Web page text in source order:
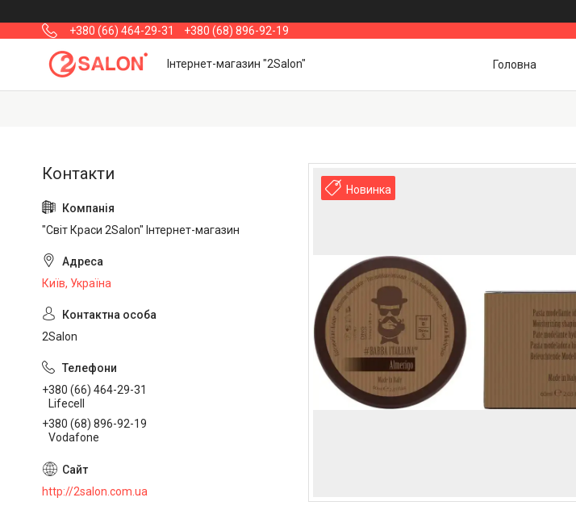
+380 (66) 464-29-31 +380 (68) 896-92-19
Інтернет-магазин "2Salon" Головна
Новинка
"Світ Краси 2Salon" Інтернет-магазин
Київ, Україна
2Salon
+380 (66) 464-29-31
Lifecell
+380 (68) 896-92-19
Vodafone
http://2salon.com.ua